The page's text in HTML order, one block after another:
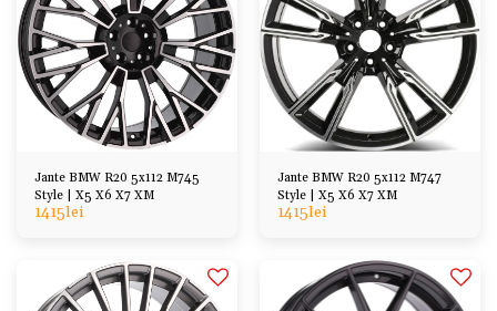
Jante BMW R20 5x112 M745
Style | X5 X6 X7 XM
1415lei
Jante BMW R20 5x112 M747
Style | X5 X6 X7 XM
1415lei